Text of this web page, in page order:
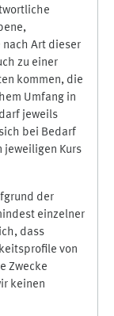
nach Art dieser
zu einer
kommen, die
Umfang in
jeweils
bei Bedarf
jeweiligen Kurs
der
einzelner
dass
von
Zwecke
keinen